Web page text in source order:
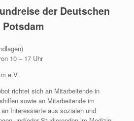
der Deutschen
Potsdam
10 – 17 Uhr
e.V.
richtet sich an Mitarbeitende in
sowie an Mitarbeitende im
Interessierte aus sozialen und